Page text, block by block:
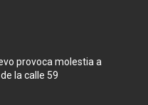
provoca molestia a
la calle 59